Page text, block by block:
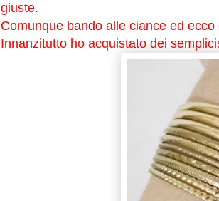
giuste.
Comunque bando alle ciance ed ecco
Innanzitutto ho acquistato dei